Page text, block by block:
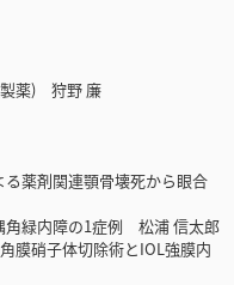
製薬) 狩野 廉
薬剤関連顎骨壊死から眼合
角緑内障の1症例 松浦 信太郎
膜硝子体切除術とIOL強膜内